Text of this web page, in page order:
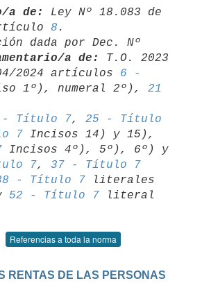
a de:
Ley Nº 18.083 de
8 .
dada por Dec. Nº
a de:
T.O. 2023
2024 artículos 6 -
1º), numeral 2º), 21
- Título 7, 25 - Título
7 Incisos 14) y 15),
Incisos 4º), 5º), 6º) y
7, 37 - Título 7
- Título 7 literales
52 - Título 7 literal
Referencias a toda la norma
RENTAS DE LAS PERSONAS